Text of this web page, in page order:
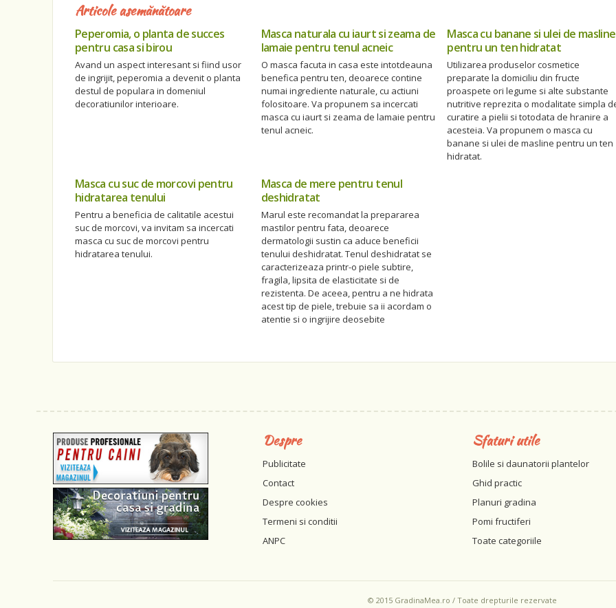
Articole asemănătoare
Peperomia, o planta de succes
pentru casa si birou
Avand un aspect interesant si fiind usor
de ingrijit, peperomia a devenit o planta
destul de populara in domeniul
decoratiunilor interioare.
Masca naturala cu iaurt si zeama de
lamaie pentru tenul acneic
O masca facuta in casa este intotdeauna
benefica pentru ten, deoarece contine
numai ingrediente naturale, cu actiuni
folositoare. Va propunem sa incercati
masca cu iaurt si zeama de lamaie pentru
tenul acneic.
Masca cu banane si ulei de masline
pentru un ten hidratat
Utilizarea produselor cosmetice
preparate la domiciliu din fructe
proaspete ori legume si alte substante
nutritive reprezita o modalitate simpla
curatire a pielii si totodata de hranire a
acesteia. Va propunem o masca cu
banane si ulei de masline pentru un ten
hidratat.
Masca cu suc de morcovi pentru
hidratarea tenului
Pentru a beneficia de calitatile acestui
suc de morcovi, va invitam sa incercati
masca cu suc de morcovi pentru
hidratarea tenului.
Masca de mere pentru tenul
deshidratat
Marul este recomandat la prepararea
mastilor pentru fata, deoarece
dermatologii sustin ca aduce beneficii
tenului deshidratat. Tenul deshidratat se
caracterizeaza printr-o piele subtire,
fragila, lipsita de elasticitate si de
rezistenta. De aceea, pentru a ne hidrata
acest tip de piele, trebuie sa ii acordam o
atentie si o ingrijire deosebite
Despre
Publicitate
Contact
Despre cookies
Termeni si conditii
ANPC
Sfaturi utile
Bolile si daunatorii plantelor
Ghid practic
Planuri gradina
Pomi fructiferi
Toate categoriile
© 2015 GradinaMea.ro / Toate drepturile rezervate